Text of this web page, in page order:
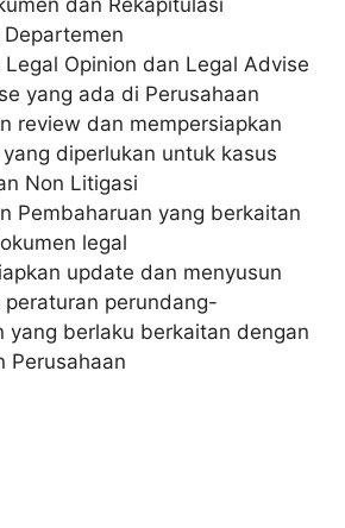
dan Rekapitulasi
Departemen
Opinion dan Legal Advise
yang ada di Perusahaan
review dan mempersiapkan
diperlukan untuk kasus
Non Litigasi
Pembaharuan yang berkaitan
legal
update dan menyusun
perundang-
yang berlaku berkaitan dengan
Perusahaan